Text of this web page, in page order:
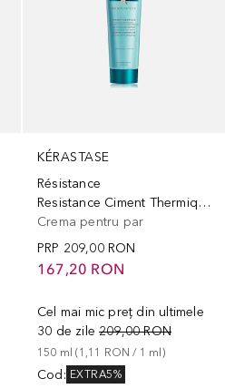
KÉRASTASE
Résistance
Resistance Ciment Thermique
Crema pentru par
PRP 209,00 RON
167,20 RON
Cel mai mic preț din ultimele
30 de zile 209,00 RON
150 ml (1,11 RON / 1 ml)
Cod : EXTRA5%